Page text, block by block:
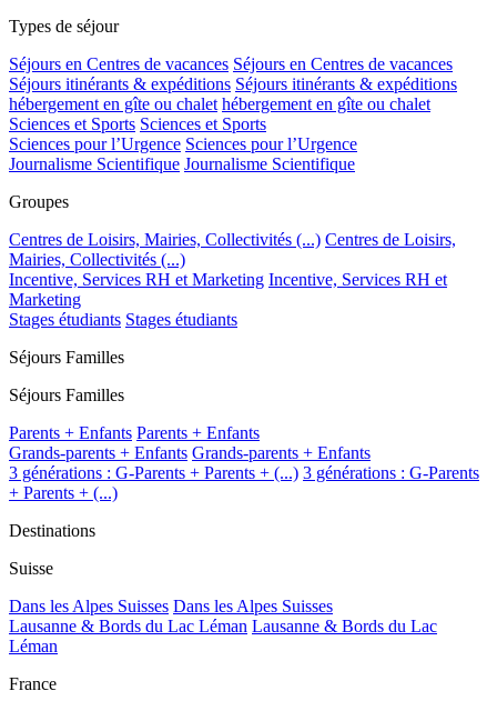
Types de séjour
Séjours en Centres de vacances Séjours en Centres de vacances
Séjours itinérants & expéditions Séjours itinérants & expéditions
hébergement en gîte ou chalet hébergement en gîte ou chalet
Sciences et Sports Sciences et Sports
Sciences pour l’Urgence Sciences pour l’Urgence
Journalisme Scientifique Journalisme Scientifique
Groupes
Centres de Loisirs, Mairies, Collectivités (...) Centres de Loisirs,
Mairies, Collectivités (...)
Incentive, Services RH et Marketing Incentive, Services RH et
Marketing
Stages étudiants Stages étudiants
Séjours Familles
Séjours Familles
Parents + Enfants Parents + Enfants
Grands-parents + Enfants Grands-parents + Enfants
3 générations : G-Parents + Parents + (...) 3 générations : G-Parents
+ Parents + (...)
Destinations
Suisse
Dans les Alpes Suisses Dans les Alpes Suisses
Lausanne & Bords du Lac Léman Lausanne & Bords du Lac
Léman
France